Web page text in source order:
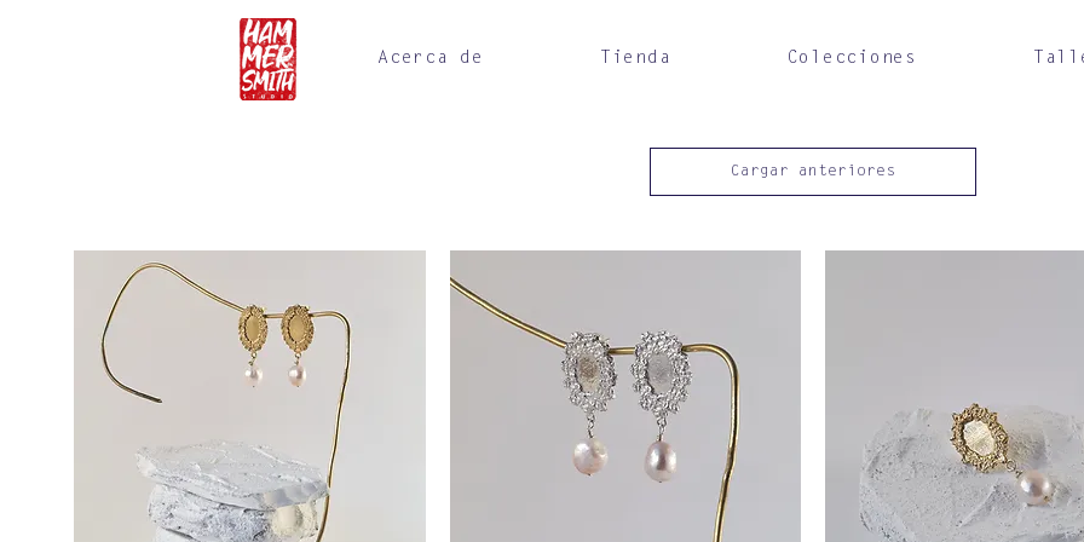
Acerca de Tienda Colecciones
Cargar anteriores